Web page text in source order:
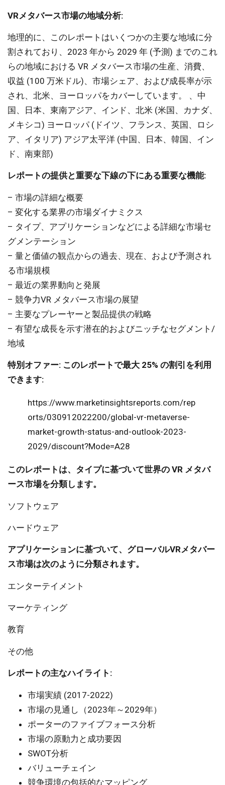
VRメタバース市場の地域分析:
地理的に、このレポートはいくつかの主要な地域に分
割されており、2023 年から 2029 年 (予測) までのこれ
らの地域における VR メタバース市場の生産、消費、
収益 (100 万米ドル)、市場シェア、および成長率が示
され、北米、ヨーロッパをカバーしています。 、中
国、日本、東南アジア、インド、北米 (米国、カナダ、
メキシコ) ヨーロッパ (ドイツ、フランス、英国、ロシ
ア、イタリア) アジア太平洋 (中国、日本、韓国、イン
ド、南東部)
レポートの提供と重要な下線の下にある重要な機能:
– 市場の詳細な概要
– 変化する業界の市場ダイナミクス
– タイプ、アプリケーションなどによる詳細な市場セ
グメンテーション
– 量と価値の観点からの過去、現在、および予測され
る市場規模
– 最近の業界動向と発展
– 競争力VR メタバース市場の展望
– 主要なプレーヤーと製品提供の戦略
– 有望な成長を示す潜在的およびニッチなセグメント/
地域
特別オファー: このレポートで最大 25% の割引を利用
できます:
https://www.marketinsightsreports.com/rep
orts/030912022200/global-vr-metaverse-
market-growth-status-and-outlook-2023-
2029/discount?Mode=A28
このレポートは、タイプに基づいて世界の VR メタバ
ース市場を分類します。
ソフトウェア
ハードウェア
アプリケーションに基づいて、グローバルVRメタバー
ス市場は次のように分類されます。
エンターテイメント
マーケティング
教育
その他
レポートの主なハイライト:
市場実績 (2017-2022)
市場の見通し（2023年～2029年）
ポーターのファイブフォース分析
市場の原動力と成功要因
SWOT分析
バリューチェイン
競争環境の包括的なマッピング